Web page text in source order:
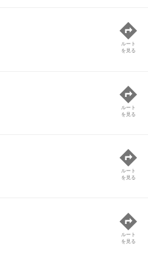
ルート
を見る
ルート
を見る
ルート
を見る
ルート
を見る